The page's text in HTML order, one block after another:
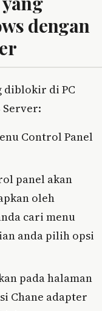
dengan
diblokir di PC
Server:
Control Panel
panel akan
oleh
cari menu
anda pilih opsi
pada halaman
Chane adapter